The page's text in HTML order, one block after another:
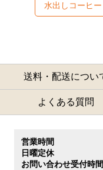
水出しコーヒー
送料・配送につい
よくある質問
営業時間
日曜定休
お問い合わせ受付時